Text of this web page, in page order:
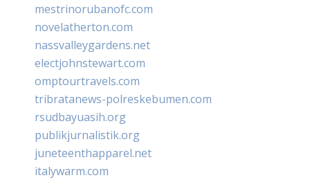
mestrinorubanofc.com
novelatherton.com
nassvalleygardens.net
electjohnstewart.com
omptourtravels.com
tribratanews-polreskebumen.com
rsudbayuasih.org
publikjurnalistik.org
juneteenthapparel.net
italywarm.com